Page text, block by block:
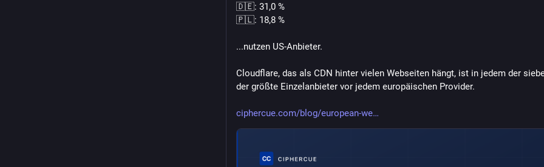
🇩🇪: 31,0 %
🇵🇱: 18,8 %
...nutzen US-Anbieter.
Cloudflare, das als CDN hinter vielen Webseiten hängt, ist in jedem der
der größte Einzelanbieter vor jedem europäischen Provider.
ciphercue.com/blog/european-we